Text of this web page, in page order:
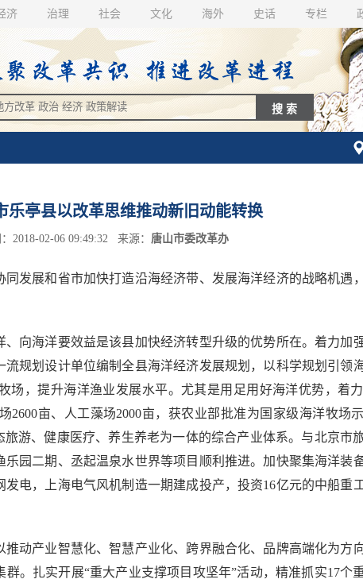
济 治理 社会 文化 海外 史话 专栏
乐亭县以改革思维推动新旧动能转换
2018-02-06 09:49:32 来源： 唐山市委改革办
展和省市加快打造沿海经济带、发展海洋经济的战略机遇，
海洋要效益是该县加快经济转型升级的优势所在。着力加
规划设计单位编制全县海洋经济发展规划，以科学规划引领
场，提升海洋渔业发展水平。尤其是用足用好海洋优势，着
亩、人工藻场2000亩，获农业部批准为国家级海洋牧场
游、健康医疗、养生养老为一体的综合产业体系。与北京市
园二期、丞起温泉水世界等项目顺利推进。加快聚集海洋装
电，上海电气风机制造一期建成投产，投资16亿元的中船重
产业智慧化、智慧产业化、跨界融合化、品牌高端化为方
。扎实开展“重大产业支撑项目攻坚年”活动，精准抓实17个